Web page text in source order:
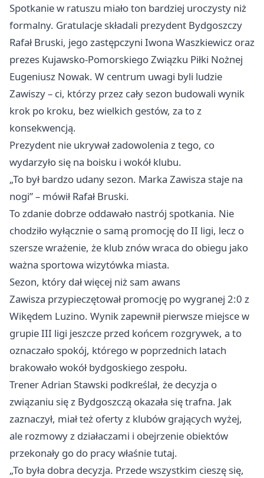
Spotkanie w ratuszu miało ton bardziej uroczysty niż
formalny. Gratulacje składali prezydent Bydgoszczy
Rafał Bruski, jego zastępczyni Iwona Waszkiewicz oraz
prezes Kujawsko-Pomorskiego Związku Piłki Nożnej
Eugeniusz Nowak. W centrum uwagi byli ludzie
Zawiszy – ci, którzy przez cały sezon budowali wynik
krok po kroku, bez wielkich gestów, za to z
konsekwencją.
Prezydent nie ukrywał zadowolenia z tego, co
wydarzyło się na boisku i wokół klubu.
„To był bardzo udany sezon. Marka Zawisza staje na
nogi” – mówił Rafał Bruski.
To zdanie dobrze oddawało nastrój spotkania. Nie
chodziło wyłącznie o samą promocję do II ligi, lecz o
szersze wrażenie, że klub znów wraca do obiegu jako
ważna sportowa wizytówka miasta.
Sezon, który dał więcej niż sam awans
Zawisza przypieczętował promocję po wygranej 2:0 z
Wikędem Luzino. Wynik zapewnił pierwsze miejsce w
grupie III ligi jeszcze przed końcem rozgrywek, a to
oznaczało spokój, którego w poprzednich latach
brakowało wokół bydgoskiego zespołu.
Trener Adrian Stawski podkreślał, że decyzja o
związaniu się z Bydgoszczą okazała się trafna. Jak
zaznaczył, miał też oferty z klubów grających wyżej,
ale rozmowy z działaczami i obejrzenie obiektów
przekonały go do pracy właśnie tutaj.
„To była dobra decyzja. Przede wszystkim cieszę się,